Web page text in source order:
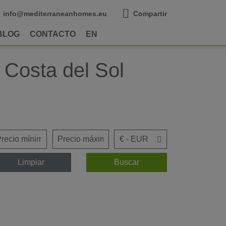
info@mediterraneanhomes.eu Compartir
CONTACTO EN
del Sol
Limpiar Buscar